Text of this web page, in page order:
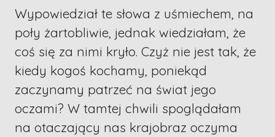
Wypowiedział te słowa z uśmiechem, na
poły żartobliwie, jednak wiedziałam, że
coś się za nimi kryło. Czyż nie jest tak, że
kiedy kogoś kochamy, poniekąd
zaczynamy patrzeć na świat jego
oczami? W tamtej chwili spoglądałam
na otaczający nas krajobraz oczyma